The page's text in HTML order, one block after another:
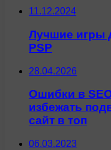
11.12.2024
Лучшие игры
PSP
28.04.2026
Ошибки в
избежать
сайт в топ
06.03.2023